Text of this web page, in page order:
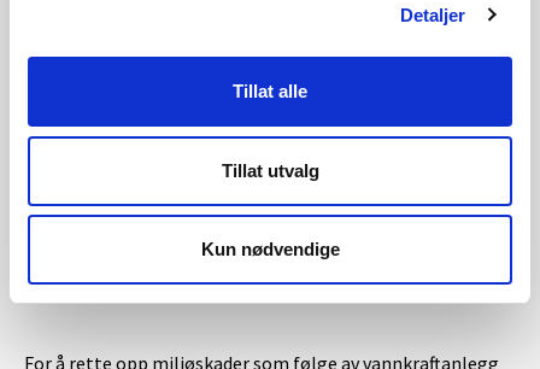
Detaljer
Tillat alle
Tillat utvalg
Kun nødvendige
Hvilke konsesjoner kan revideres?
Revisjonsadgangen omfatter hovedsakelig konsesjoner
gitt med hjemmel i vassdragsreguleringsloven. I samme
vassdrag er det ofte gitt flere konsesjoner over tid med
forskjellig revisjonstidspunkt. Det kan være
hensiktsmessig å forskyve noen revisjoner i tid for å få til
en samordnet revisjon for hele vassdraget.
For å rette opp miljøskader som følge av vannkraftanlegg